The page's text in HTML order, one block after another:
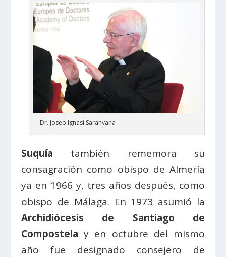
Dr. Josep Ignasi Saranyana
Suquía también rememora su
consagración como obispo de Almería
ya en 1966 y, tres años después, como
obispo de Málaga. En 1973 asumió la
Archidiócesis de Santiago de
Compostela y en octubre del mismo
año fue designado consejero de